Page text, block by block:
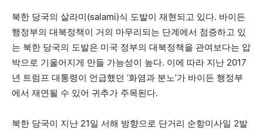
북한 당국의 살라미(salami)식 도발이 재현되고 있다. 바이든
행정부의 대북정책이 거의 마무리되는 단계에서 점증하고 있
는 북한 당국의 도발은 미국 정부의 대북정책을 관여보다는 압
박으로 기울어지게 만들 가능성이 높다. 이에 따라 지난 2017
년 트럼프 대통령이 언급했던 ‘화염과 분노’가 바이든 행정부
에서 재연될 수 있어 귀추가 주목된다.
북한 당국이 지난 21일 서해 방향으로 단거리 순항미사일 2발